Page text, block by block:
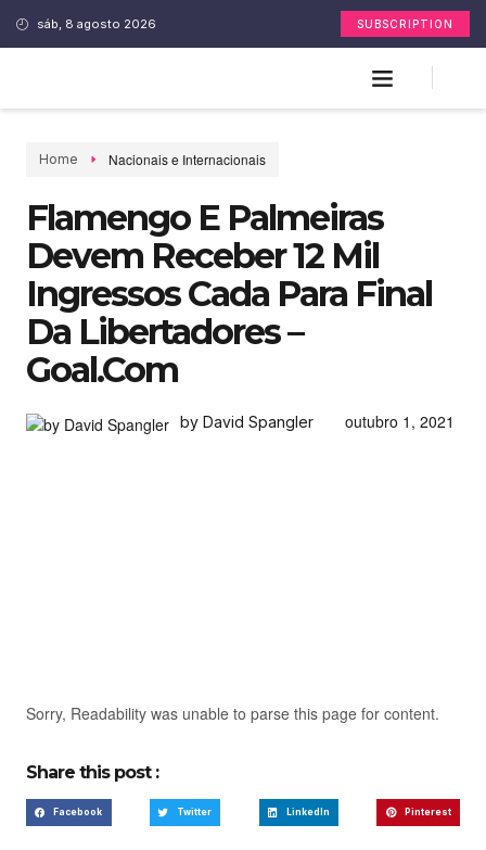
sáb, 8 agosto 2026 SUBSCRIPTION
Home Nacionais e Internacionais
Flamengo E Palmeiras
Devem Receber 12 Mil
Ingressos Cada Para Final
Da Libertadores –
Goal.com
by David Spangler outubro 1, 2021
Sorry, Readability was unable to parse this page for content.
Share this post :
Facebook Twitter LinkedIn Pinterest